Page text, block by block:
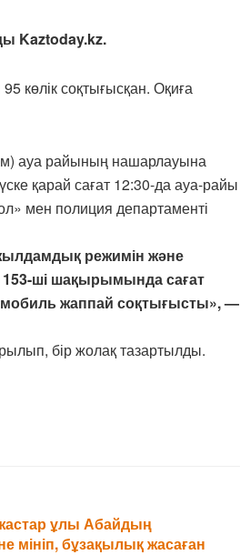
Kaztoday.kz.
көлік соқтығысқан. Оқиға
км) ауа райының нашарлауына
қарай сағат 12:30-да ауа-райы
мен полиция департаменті
режимін және
ші шақырымында сағат
жаппай соқтығысты», —
бір жолақ тазартылды.
ұлы Абайдың
мініп, бұзақылық жасаған